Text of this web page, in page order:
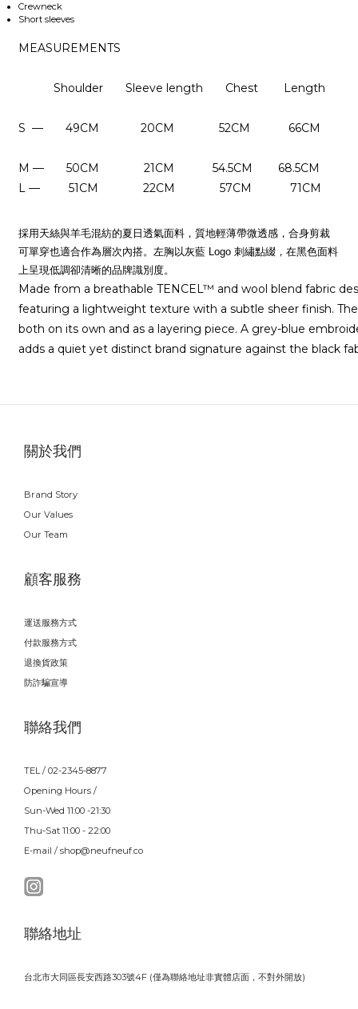
Crewneck
Short sleeves
MEASUREMENTS
Shoulder Sleeve length Chest Length
S — 49CM 20CM 52CM 66CM
M — 50CM 21CM 54.5CM 68.5CM
L — 51CM 22CM 57CM 71CM
採用天絲與羊毛混紡的夏日透氣面料，質地輕薄帶微透感，合身剪裁
可單穿也適合作為層次內搭。左胸以灰藍 Logo 刺繡點綴，在黑色面料
上呈現低調卻清晰的品牌識別度。
Made from a breathable TENCEL™ and wool blend fabric
featuring a lightweight texture with a subtle sheer finish.
both on its own and as a layering piece. A grey-blue
adds a quiet yet distinct brand signature against the black
關於我們
Brand Story
Our Values
Our Team
顧客服務
運送服務方式
付款服務方式
退換貨政策
防詐騙宣導
聯絡我們
TEL / 02-2345-8877
Opening Hours /
Sun-Wed 11:00 -21:30
Thu-Sat 11:00 - 22:00
E-mail / shop@neufneuf.co
聯絡地址
台北市大同區長安西路303號4F (僅為聯絡地址非實體店面，不對外開放)